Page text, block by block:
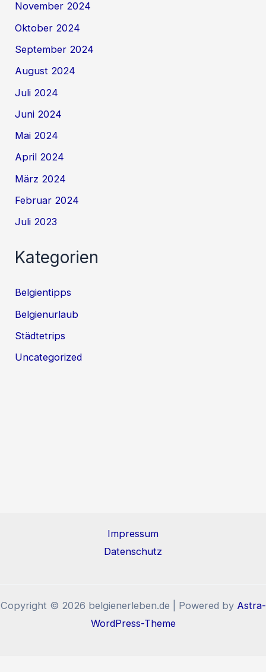
November 2024
Oktober 2024
September 2024
August 2024
Juli 2024
Juni 2024
Mai 2024
April 2024
März 2024
Februar 2024
Juli 2023
Kategorien
Belgientipps
Belgienurlaub
Städtetrips
Uncategorized
Impressum
Datenschutz
Copyright © 2026 belgienerleben.de | Powered by Astra-
WordPress-Theme